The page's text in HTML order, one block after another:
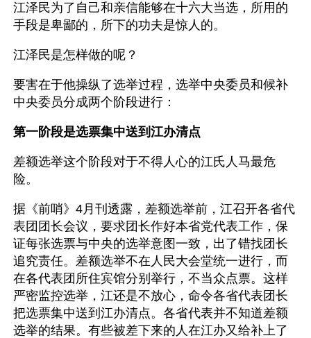
江泽民为了自己和亲信能够在十六大当选，所用的
手段是卑鄙的，所下的功夫是惊人的。
江泽民是怎样做的呢？
要害在于他操纵了选举过程，选举中央委员和候补
中央委员分成两个阶段进行：
第一阶段是选票集中送到江办清点
差额选举这个阶段对于不得人心的江氏人马最危
险。
据《前哨》4月刊透露，差额选举前，江召开各省代
表团团长会议，要求团长作好本省党代表工作，保
证每张选票与中央的选举意图一致，出了错找团长
追究责任。差额选举不在人民大会堂统一进行，而
在各代表团所住宾馆分别举行，不当众点票。这样
严密监控选举，江还是不放心，命令各省代表团长
把选票集中送到江办清点。各省代表并不知道差额
选举的结果。有些被差下来的人在江办又给补上了